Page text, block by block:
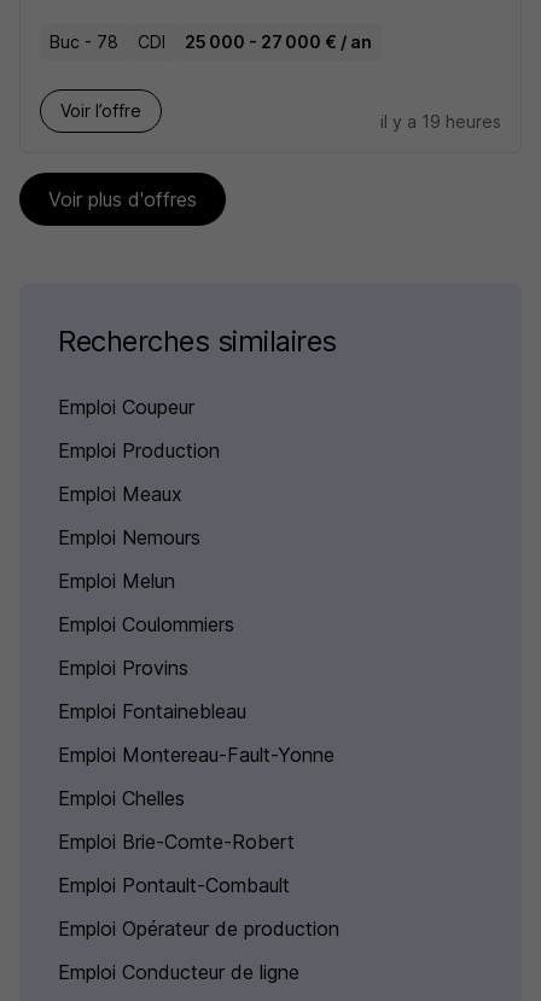
Buc - 78 CDI 25 000 - 27 000 € / an
Voir l’offre
il y a 19 heures
Voir plus d'offres
Recherches similaires
Emploi Coupeur
Emploi Production
Emploi Meaux
Emploi Nemours
Emploi Melun
Emploi Coulommiers
Emploi Provins
Emploi Fontainebleau
Emploi Montereau-Fault-Yonne
Emploi Chelles
Emploi Brie-Comte-Robert
Emploi Pontault-Combault
Emploi Opérateur de production
Emploi Conducteur de ligne